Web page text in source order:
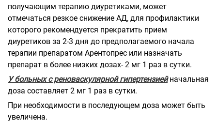
получающим терапию диуретиками, может
отмечаться резкое снижение АД, для профилактики
которого рекомендуется прекратить прием
диуретиков за 2-3 дня до предполагаемого начала
терапии препаратом Арентопрес или назначать
препарат в более низких дозах- 2 мг 1 раз в сутки.
У больных с реноваскулярной гипертензиейначальная
доза составляет 2 мг 1 раз в сутки.
При необходимости в последующем доза может быть
увеличена.